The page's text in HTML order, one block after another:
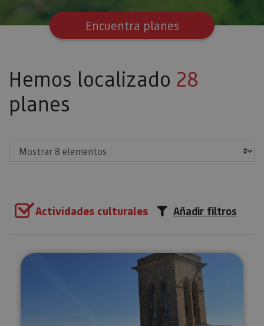
Encuentra planes
Hemos localizado 28
planes
Actividades culturales Añadir filtros
Visita guiada al Cerco de